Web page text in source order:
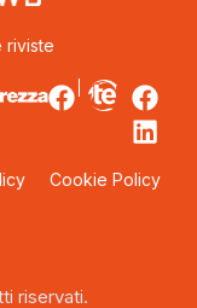
riviste
Cookie Policy
riservati.